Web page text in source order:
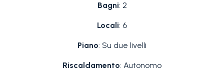
Bagni: 2
Locali: 6
Piano: Su due livelli
Riscaldamento: Autonomo